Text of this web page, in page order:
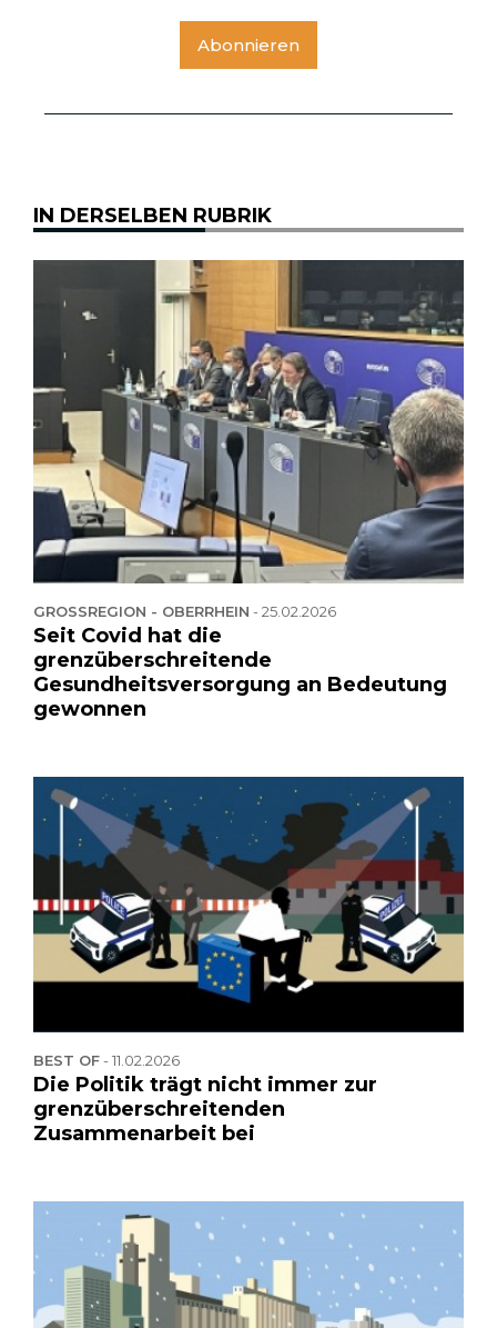
Abonnieren
IN DERSELBEN RUBRIK
GROSSREGION - OBERRHEIN -25.02.2026
Seit Covid hat die
grenzüberschreitende
Gesundheitsversorgung an Bedeutung
gewonnen
BEST OF-11.02.2026
Die Politik trägt nicht immer zur
grenzüberschreitenden
Zusammenarbeit bei